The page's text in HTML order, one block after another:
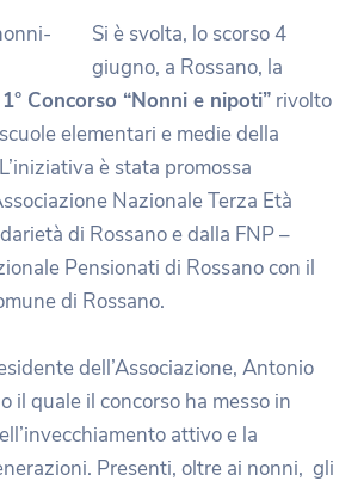
Si è svolta, lo scorso 4
giugno, a Rossano, la
1° Concorso “Nonni e nipoti” rivolto
elementari e medie della
è stata promossa
Nazionale Terza Età
di Rossano e dalla FNP –
Pensionati di Rossano con il
di Rossano.
dell’Associazione, Antonio
il quale il concorso ha messo in
attivo e la
Presenti, oltre ai nonni, gli